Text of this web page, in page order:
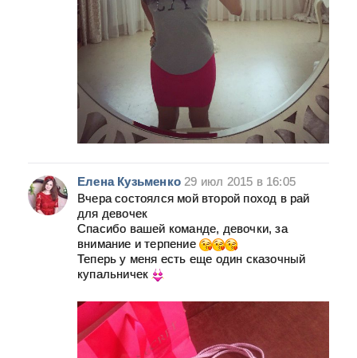
Елена Кузьменко 29 июл 2015 в 16:05
Вчера состоялся мой второй поход в рай
для девочек
Спасибо вашей команде, девочки, за
внимание и терпение
Теперь у меня есть еще один сказочный
купальничек